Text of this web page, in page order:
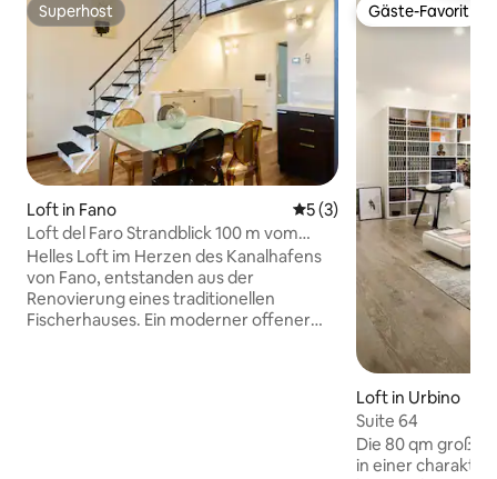
Superhost
Superhost
Loft in Fano Durchschnittliche
5 (3)
Loft del Faro Strandblick 100 m vom
Strand entfernt
Helles Loft im Herzen des Kanalhafens
von Fano, entstanden aus der
Renovierung eines traditionellen
Fischerhauses. Ein moderner offener
Gäste-Favorit
Gäste-Favorit
Loft in Urbino
Suite 64
Die 80 qm große
in einer